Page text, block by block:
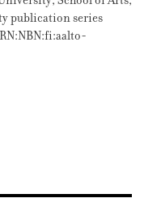
publication series